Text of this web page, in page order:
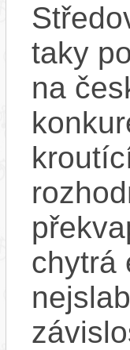
taky
na
chytrá